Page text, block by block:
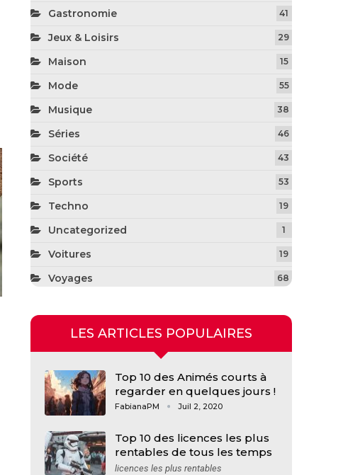
Gastronomie 41
Jeux & Loisirs 29
Maison 15
Mode 55
Musique 38
Séries 46
Société 43
Sports 53
Techno 19
Uncategorized 1
Voitures 19
Voyages 68
LES ARTICLES POPULAIRES
Top 10 des Animés courts à
regarder en quelques jours !
FabianaPM Juil 2, 2020
Top 10 des licences les plus
rentables de tous les temps
licences les plus rentables